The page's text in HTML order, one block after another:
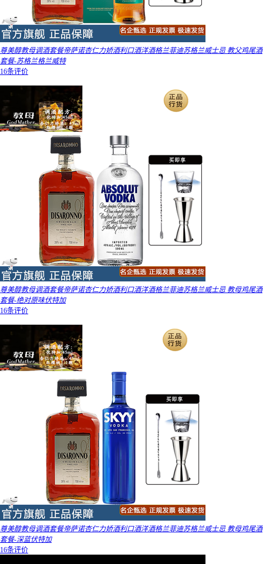
尊美醇教母调酒套餐帝萨诺杏仁力娇酒利口酒洋酒格兰菲迪苏格兰威士忌 教父鸡尾酒
套餐-苏格兰格兰威特
16条评价
尊美醇教母调酒套餐帝萨诺杏仁力娇酒利口酒洋酒格兰菲迪苏格兰威士忌 教母鸡尾酒
套餐-绝对原味伏特加
16条评价
尊美醇教母调酒套餐帝萨诺杏仁力娇酒利口酒洋酒格兰菲迪苏格兰威士忌 教母鸡尾酒
套餐-深蓝伏特加
16条评价